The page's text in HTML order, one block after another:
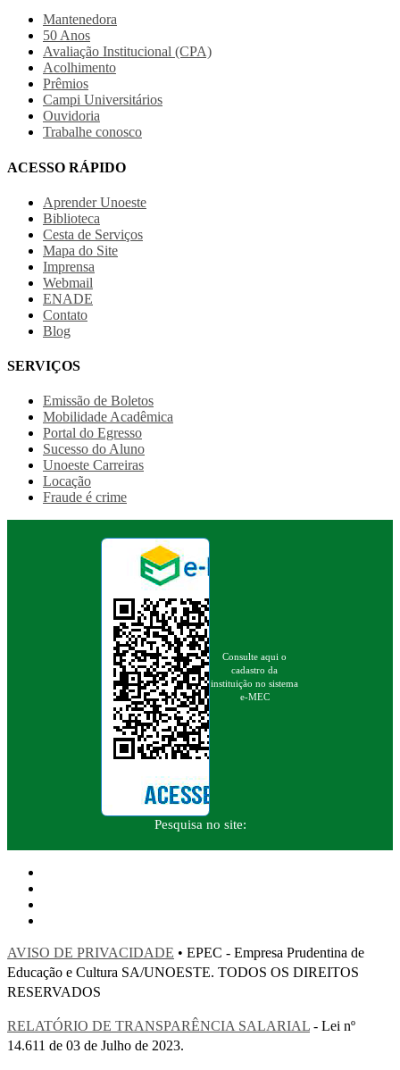
Mantenedora
50 Anos
Avaliação Institucional (CPA)
Acolhimento
Prêmios
Campi Universitários
Ouvidoria
Trabalhe conosco
ACESSO RÁPIDO
Aprender Unoeste
Biblioteca
Cesta de Serviços
Mapa do Site
Imprensa
Webmail
ENADE
Contato
Blog
SERVIÇOS
Emissão de Boletos
Mobilidade Acadêmica
Portal do Egresso
Sucesso do Aluno
Unoeste Carreiras
Locação
Fraude é crime
Consulte aqui o
cadastro da
instituição no sistema
e-MEC
Pesquisa no site:
AVISO DE PRIVACIDADE • EPEC - Empresa Prudentina de
Educação e Cultura SA/UNOESTE. TODOS OS DIREITOS
RESERVADOS
RELATÓRIO DE TRANSPARÊNCIA SALARIAL - Lei nº
14.611 de 03 de Julho de 2023.